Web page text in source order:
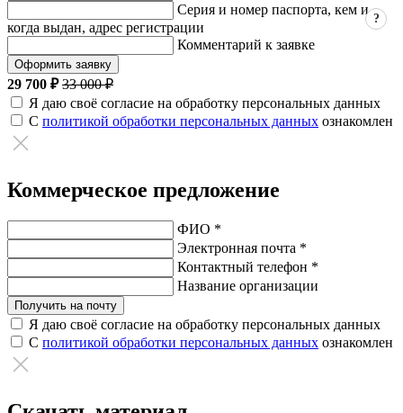
Серия и номер паспорта, кем и
когда выдан, адрес регистрации
?
Комментарий к заявке
Оформить заявку
29 700 ₽ 33 000 ₽
Я даю своё согласие на обработку персональных данных
С политикой обработки персональных данных ознакомлен
Коммерческое предложение
ФИО *
Электронная почта *
Контактный телефон *
Название организации
Получить на почту
Я даю своё согласие на обработку персональных данных
С политикой обработки персональных данных ознакомлен